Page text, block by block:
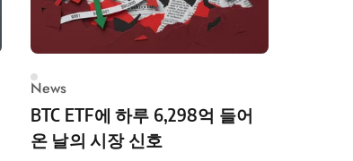
News
BTC ETF에 하루 6,298억 들어
온 날의 시장 신호